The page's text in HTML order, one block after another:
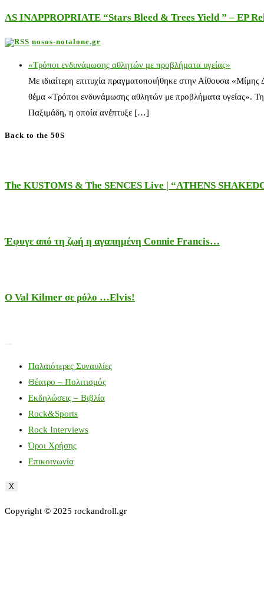
AS INAPPROPRIATE “Stars Bleed & Trees Yield ” – EP
nosos-notalone.gr
«Τρόποι ενδυνάμωσης αθλητών με προβλήματα υγείας»
Με ιδιαίτερη επιτυχία πραγματοποιήθηκε στην Αίθουσα
θέμα «Τρόποι ενδυνάμωσης αθλητών με προβλήματα υγείας».
Παξιμάδη, η οποία ανέπτυξε […]
Back to the 50S
The KUSTOMS & The SENCES Live | “ATHENS
Έφυγε από τη ζωή η αγαπημένη Connie Francis…
Ο Val Kilmer σε ρόλο …Elvis!
Παλαιότερες Συναυλίες
Θέατρο – Πολιτισμός
Εκδηλώσεις – Βιβλία
Rock&Sports
Rock Interviews
Όροι Χρήσης
Επικοινωνία
X
Copyright © 2025 rockandroll.gr